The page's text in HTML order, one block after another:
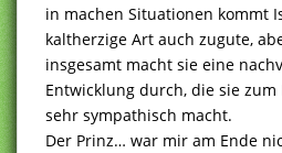
in machen Situationen kommt
kaltherzige Art auch zugute,
insgesamt macht sie eine
Entwicklung durch, die sie zum
sehr sympathisch macht.
Der Prinz… war mir am Ende